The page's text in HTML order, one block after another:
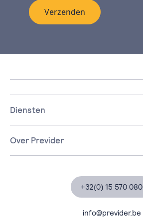
Verzenden
+32(0) 15 570 080
info@previder.be
Diensten
Infrastructure
Cloud
Business Applications
Professional Services
Over Previder
Over Previder
Blogs, nieuws & events